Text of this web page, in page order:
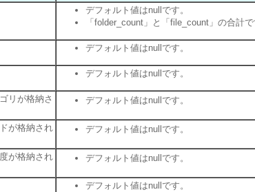
デフォルト値はnullです。
「folder_count」と「file_count」の合計
デフォルト値はnullです。
デフォルト値はnullです。
リが格納さ
デフォルト値はnullです。
が格納され
デフォルト値はnullです。
が格納され
デフォルト値はnullです。
デフォルト値はnullです。